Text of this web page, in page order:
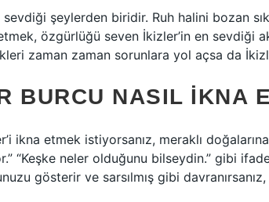
şeylerden biridir. Ruh halini bozan
özgürlüğü seven İkizler’in en sevdiği
zaman zaman sorunlara yol açsa da
BURCU NASIL IKNA
ikna etmek istiyorsanız, meraklı
“Keşke neler olduğunu bilseydin.” gibi
gösterir ve sarsılmış gibi